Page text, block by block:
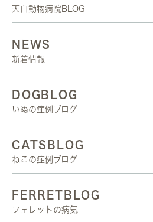
天白動物病院BLOG
NEWS
新着情報
DOGBLOG
いぬの症例ブログ
CATSBLOG
ねこの症例ブログ
FERRETBLOG
フェレットの病気